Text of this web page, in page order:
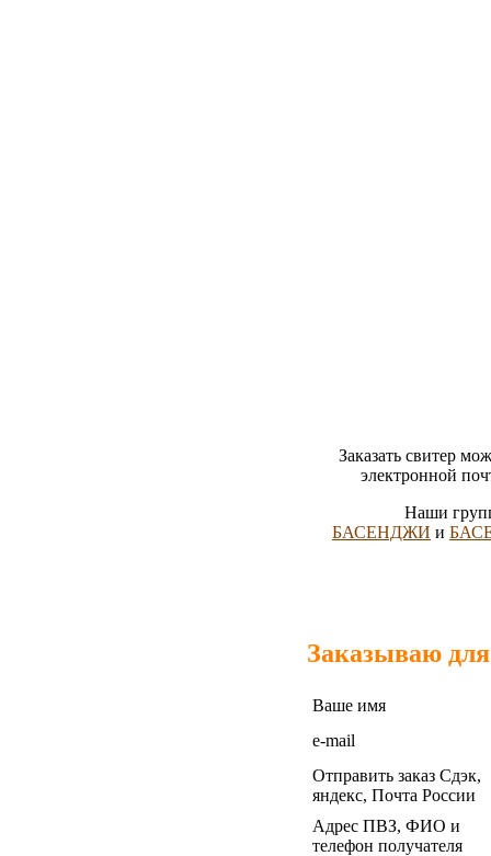
Заказать свитер
электронной
Наши
БАСЕНДЖИ и
Заказываю
Ваше имя
e-mail
Отправить заказ Сдэк,
яндекс, Почта России
Адрес ПВЗ, ФИО и
телефон получателя